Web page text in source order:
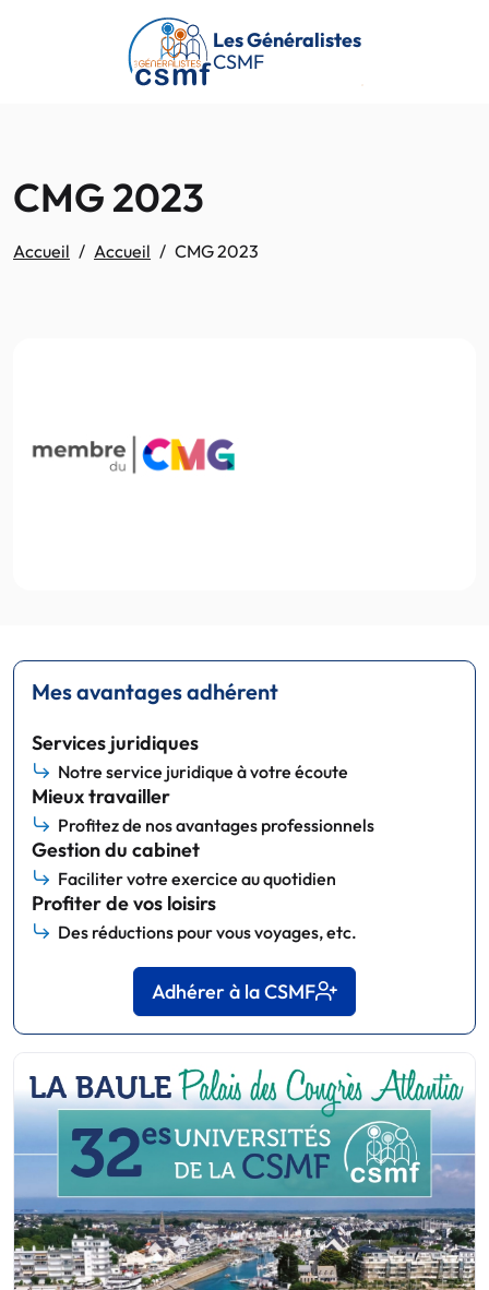
Passer au contenu principal
Les Généralistes
CSMF
CMG 2023
Accueil Accueil CMG 2023
Mes avantages adhérent
Services juridiques
Notre service juridique à votre écoute
Mieux travailler
Profitez de nos avantages professionnels
Gestion du cabinet
Faciliter votre exercice au quotidien
Profiter de vos loisirs
Des réductions pour vous voyages, etc.
Adhérer à la CSMF